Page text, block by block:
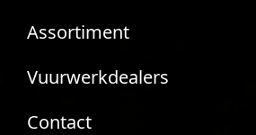
Assortiment
Vuurwerkdealers
Contact